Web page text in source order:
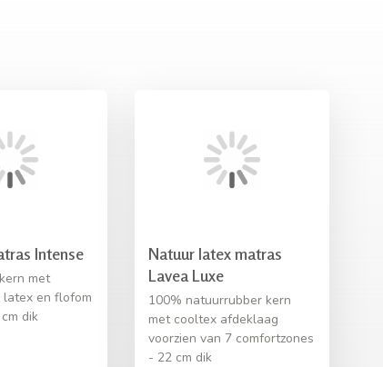
Intense
met
latex en flofom
dik
Natuur latex matras
Lavea Luxe
100% natuurrubber kern
met cooltex afdeklaag
voorzien van 7 comfortzones
- 22 cm dik